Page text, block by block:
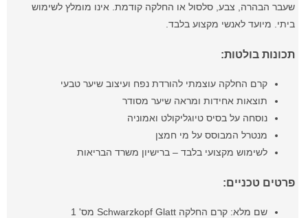
שעבר הבהרה, צבע, סלסול או החלקה קודמת. אינו מומלץ לשימוש
ביתי. מיועד לאנשי מקצוע בלבד.
תכונות בולטות:
קרם החלקה עוצמתי להורדת נפח ועיצוב שיער טבעי
תוצאות אחידות ומראה שיער מסודר
נוסחה על בסיס טיוגליקולט ואמוניה
מנטרל המבוסס על מי חמצן
לשימוש מקצועי בלבד – ברישיון משרד הבריאות
פרטים טכניים:
שם מלא: קרם החלקה Schwarzkopf Glatt מס' 1